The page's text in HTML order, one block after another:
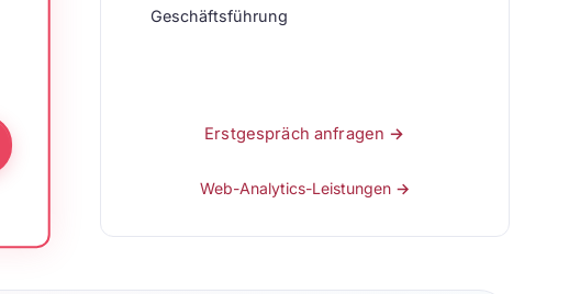
Geschäftsführung
Erstgespräch anfragen →
Web-Analytics-Leistungen →